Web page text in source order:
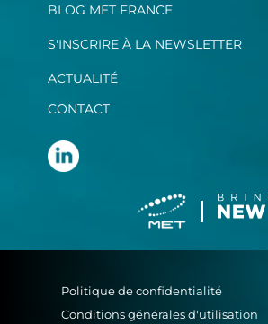
BLOG MET FRANCE
S'INSCRIRE À LA NEWSLETTER
ACTUALITÉ
CONTACT
Politique de confidentialité
Conditions générales d'utilisation